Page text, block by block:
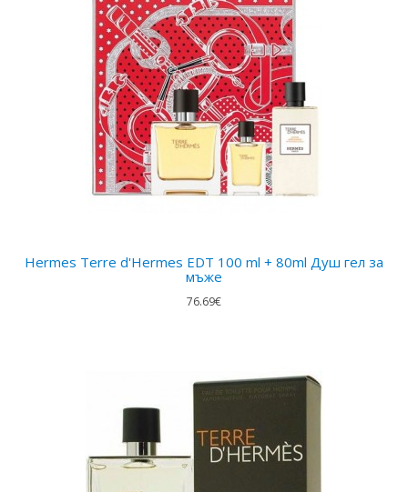
Hermes Terre d'Hermes EDT 100 ml + 80ml Душ гел за
мъже
76.69€